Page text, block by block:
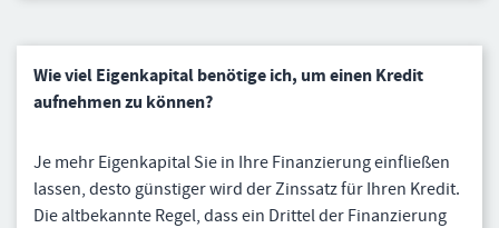
Wie viel Eigenkapital benötige ich, um einen Kredit
aufnehmen zu können?
Je mehr Eigenkapital Sie in Ihre Finanzierung einfließen
lassen, desto günstiger wird der Zinssatz für Ihren Kredit.
Die altbekannte Regel, dass ein Drittel der Finanzierung